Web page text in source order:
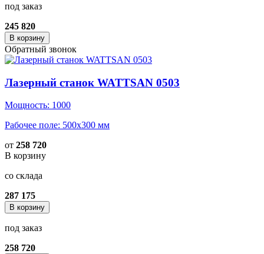
под заказ
245 820
В корзину
Обратный звонок
Лазерный станок WATTSAN 0503
Мощность: 1000
Рабочее поле: 500x300 мм
от 258 720
В корзину
со склада
287 175
В корзину
под заказ
258 720